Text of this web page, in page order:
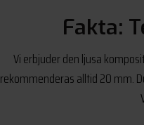
Fakta:
Vi erbjuder den ljusa
rekommenderas alltid 20 mm.